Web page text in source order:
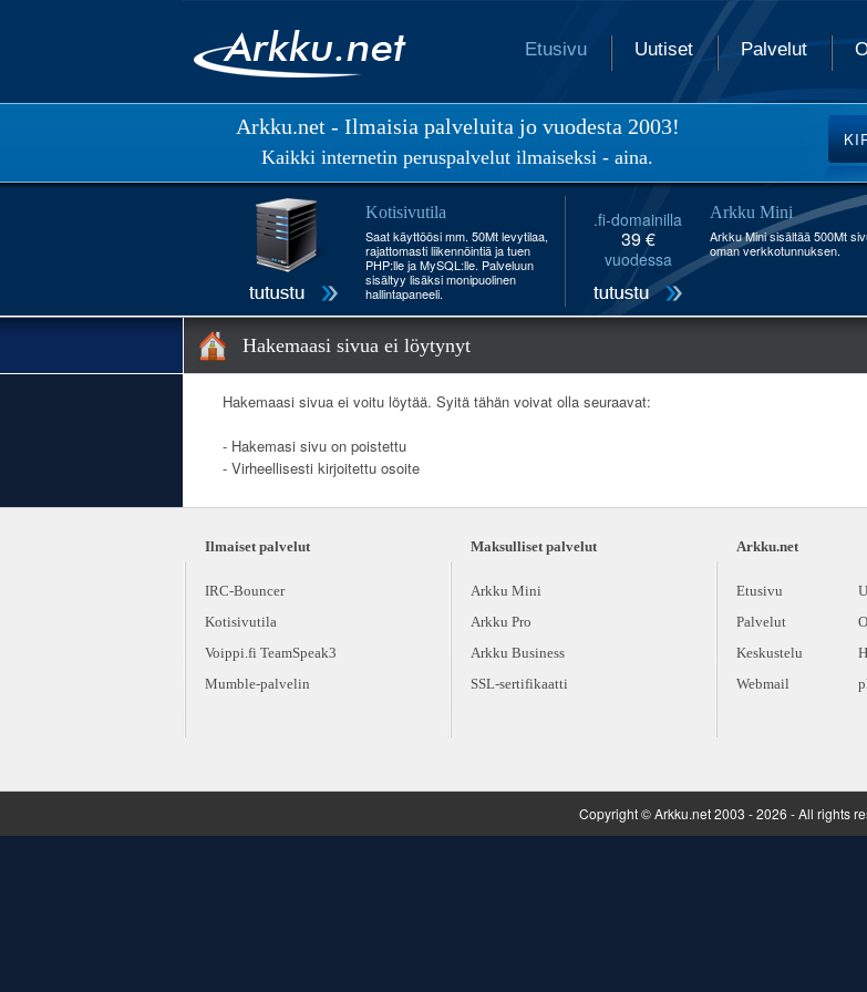
Etusivu Uutiset Palvelut
Arkku.net - Ilmaisia palveluita jo vuodesta 2003!
Kaikki internetin peruspalvelut ilmaiseksi - aina.
Kotisivutila
Saat käyttöösi mm. 50Mt levytilaa,
rajattomasti liikennöintiä ja tuen
PHP:lle ja MySQL:lle. Palveluun
sisältyy lisäksi monipuolinen
hallintapaneeli.
.fi-domainilla
39 €
vuodessa
Arkku Mini
Arkku Mini sisältää 500Mt
oman verkkotunnuksen.
Hakemaasi sivua ei löytynyt
Hakemaasi sivua ei voitu löytää. Syitä tähän voivat olla seuraavat:
- Hakemasi sivu on poistettu
- Virheellisesti kirjoitettu osoite
Ilmaiset palvelut
IRC-Bouncer
Kotisivutila
Voippi.fi TeamSpeak3
Mumble-palvelin
Maksulliset palvelut
Arkku Mini
Arkku Pro
Arkku Business
SSL-sertifikaatti
Arkku.net
Etusivu
Palvelut
Keskustelu
Webmail
Copyright © Arkku.net 2003 - 2026 - All rights